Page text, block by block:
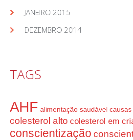
JANEIRO 2015
DEZEMBRO 2014
TAGS
AHF alimentação saudável causas
colesterol alto colesterol em
conscientização